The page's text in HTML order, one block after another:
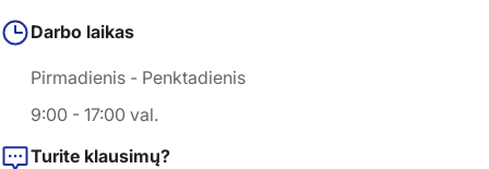
Darbo laikas
Pirmadienis - Penktadienis
9:00 - 17:00 val.
Turite klausimų?